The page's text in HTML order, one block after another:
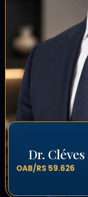
Dr.
OAB/RS 59.626